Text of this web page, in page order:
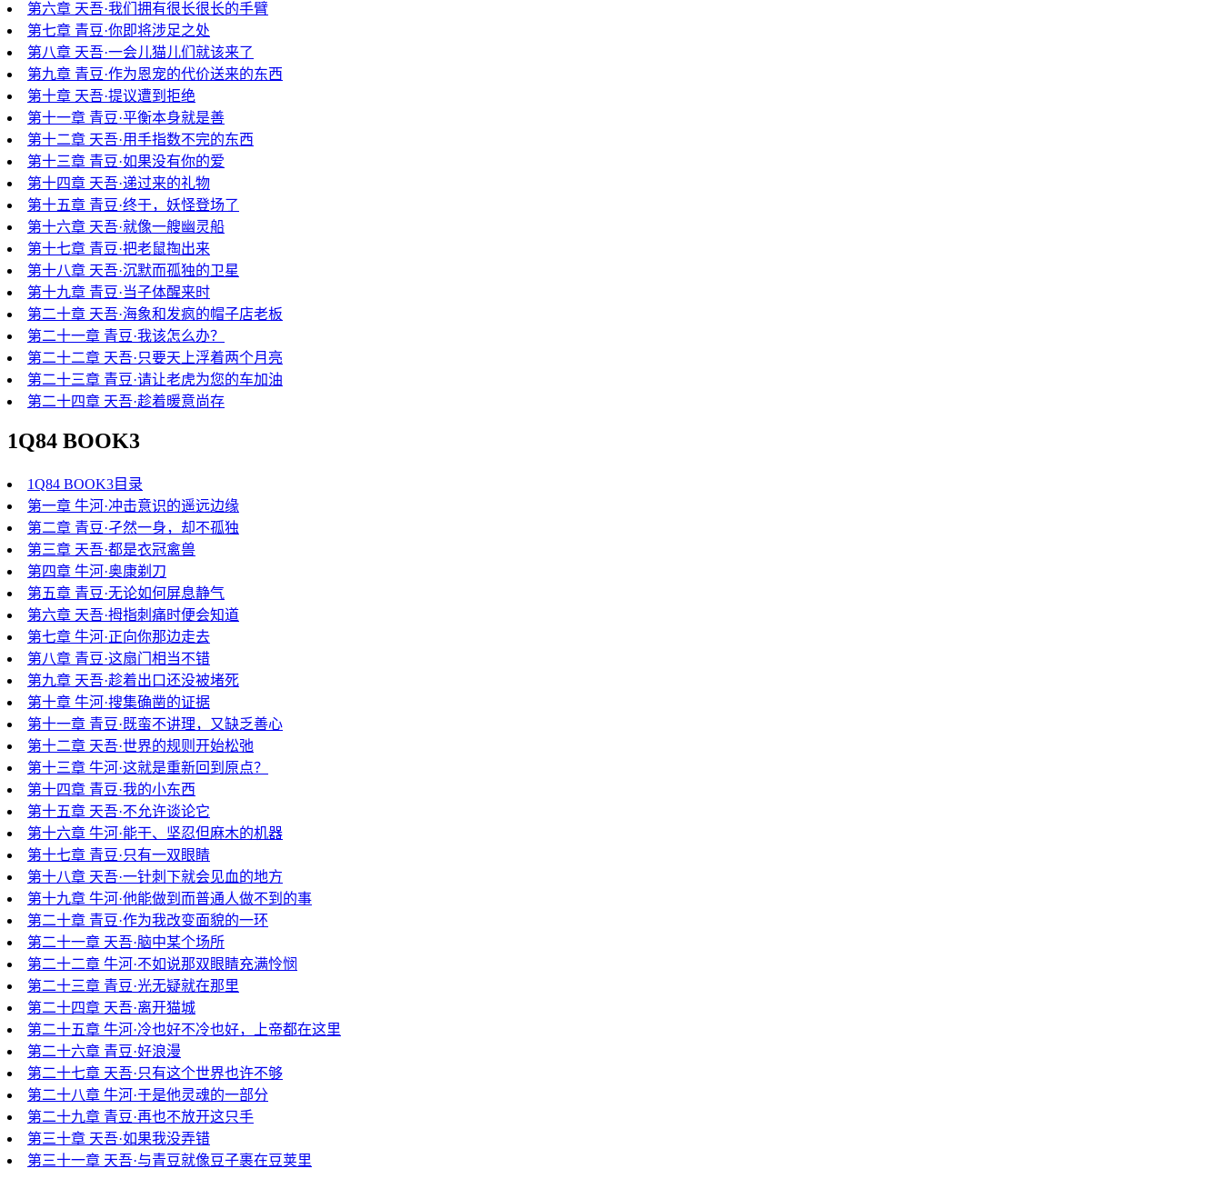
第六章 天吾·我们拥有很长很长的手臂
第七章 青豆·你即将涉足之处
第八章 天吾·一会儿猫儿们就该来了
第九章 青豆·作为恩宠的代价送来的东西
第十章 天吾·提议遭到拒绝
第十一章 青豆·平衡本身就是善
第十二章 天吾·用手指数不完的东西
第十三章 青豆·如果没有你的爱
第十四章 天吾·递过来的礼物
第十五章 青豆·终于，妖怪登场了
第十六章 天吾·就像一艘幽灵船
第十七章 青豆·把老鼠掏出来
第十八章 天吾·沉默而孤独的卫星
第十九章 青豆·当子体醒来时
第二十章 天吾·海象和发疯的帽子店老板
第二十一章 青豆·我该怎么办？
第二十二章 天吾·只要天上浮着两个月亮
第二十三章 青豆·请让老虎为您的车加油
第二十四章 天吾·趁着暖意尚存
1Q84 BOOK3
1Q84 BOOK3目录
第一章 牛河·冲击意识的遥远边缘
第二章 青豆·孑然一身，却不孤独
第三章 天吾·都是衣冠禽兽
第四章 牛河·奥康剃刀
第五章 青豆·无论如何屏息静气
第六章 天吾·拇指刺痛时便会知道
第七章 牛河·正向你那边走去
第八章 青豆·这扇门相当不错
第九章 天吾·趁着出口还没被堵死
第十章 牛河·搜集确凿的证据
第十一章 青豆·既蛮不讲理，又缺乏善心
第十二章 天吾·世界的规则开始松弛
第十三章 牛河·这就是重新回到原点？
第十四章 青豆·我的小东西
第十五章 天吾·不允许谈论它
第十六章 牛河·能干、坚忍但麻木的机器
第十七章 青豆·只有一双眼睛
第十八章 天吾·一针刺下就会见血的地方
第十九章 牛河·他能做到而普通人做不到的事
第二十章 青豆·作为我改变面貌的一环
第二十一章 天吾·脑中某个场所
第二十二章 牛河·不如说那双眼睛充满怜悯
第二十三章 青豆·光无疑就在那里
第二十四章 天吾·离开猫城
第二十五章 牛河·冷也好不冷也好，上帝都在这里
第二十六章 青豆·好浪漫
第二十七章 天吾·只有这个世界也许不够
第二十八章 牛河·于是他灵魂的一部分
第二十九章 青豆·再也不放开这只手
第三十章 天吾·如果我没弄错
第三十一章 天吾·与青豆就像豆子裹在豆荚里